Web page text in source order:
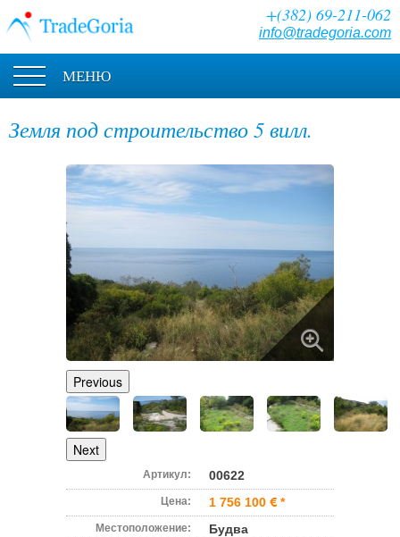
+(382) 69-211-062
info@tradegoria.com
МЕНЮ
Земля под строительство 5 вилл.
Previous
Next
Артикул: 00622
Цена: 1 756 100 *
Местоположение: Будва